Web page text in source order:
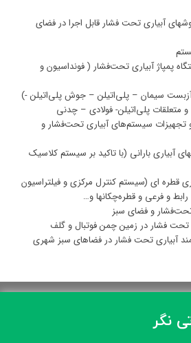
آبیاری تحت فشار قابل اجرا در فضای
پمپاژ آبیاری تحت‌فشار ( فونداسیون و
و تجهیزات سیستم‌های آبیاری تحت‌فشار و
آبیاری بارانی (با تاکید بر سیستم کلاسیک
قطره ای (سیستم کنترل مرکزی و فیلتراسیون
و فرعی ‌و قطره‌چکانها و…
نگر